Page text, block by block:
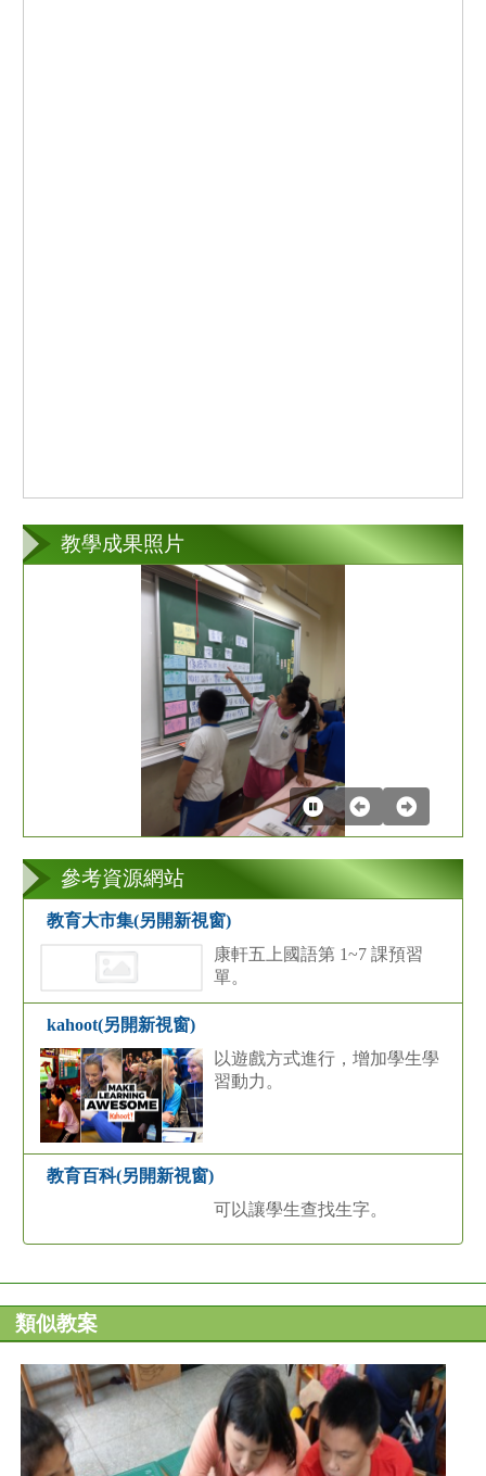
教學成果照片
第
2
張
參考資源網站
教育大市集(另開新視窗)
康軒五上國語第 1~7 課預習
單。
kahoot(另開新視窗)
以遊戲方式進行，增加學生學
習動力。
教育百科(另開新視窗)
可以讓學生查找生字。
類似教案